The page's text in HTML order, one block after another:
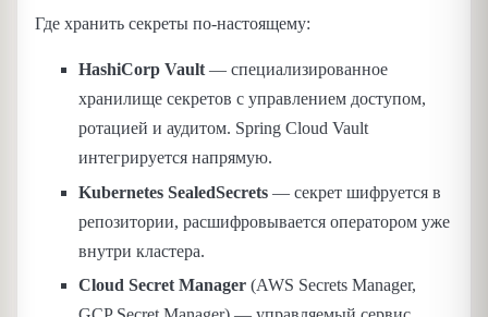
Где хранить секреты по-настоящему:
HashiCorp Vault — специализированное
хранилище секретов с управлением доступом,
ротацией и аудитом. Spring Cloud Vault
интегрируется напрямую.
Kubernetes SealedSecrets — секрет шифруется в
репозитории, расшифровывается оператором уже
внутри кластера.
Cloud Secret Manager (AWS Secrets Manager,